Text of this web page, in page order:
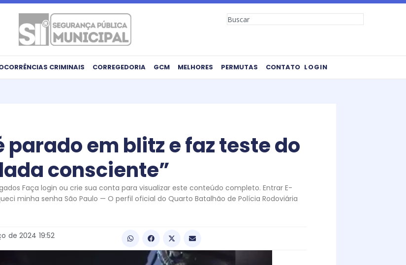
Search
CRIMINAIS CORREGEDORIA GCM MELHORES PERMUTAS CONTATO LOGIN
parado em blitz e faz teste do
consciente”
Faça login ou crie sua conta para visualizar este conteúdo completo. Entrar E-
minha senha São Paulo — O perfil oficial do Quarto Batalhão de Polícia Rodoviária
de2024 19:52